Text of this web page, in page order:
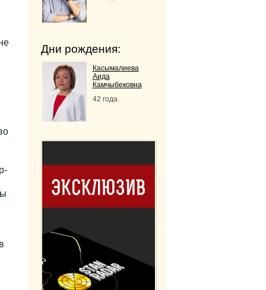
Дни рождения:
Касымалиева
Аида
Камчыбековна
42 года